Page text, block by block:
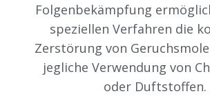
Folgenbekämpfung
speziellen Verfahren die
Zerstörung von
jegliche Verwendung von
oder Duftstoffen.